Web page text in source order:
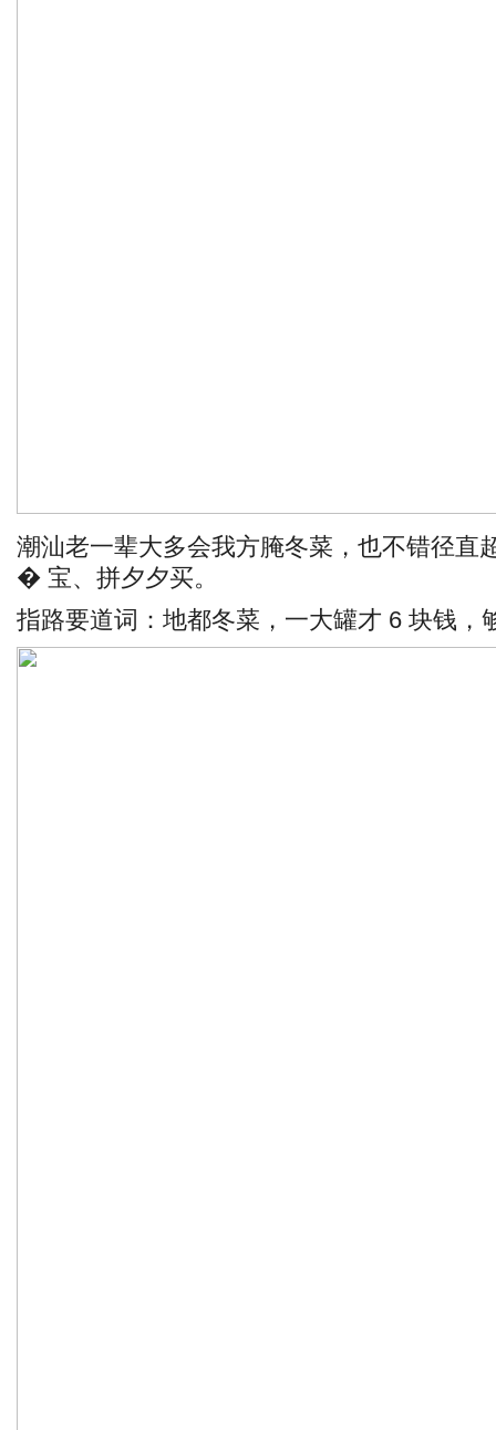
潮汕老一辈大多会我方腌冬菜，也不错径直
� 宝、拼夕夕买。
指路要道词：地都冬菜，一大罐才 6 块钱，